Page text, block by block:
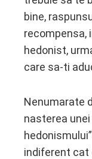
bine,
recompensa,
hedonist,
care sa-ti
Nenumarate
nasterea
indiferent cat